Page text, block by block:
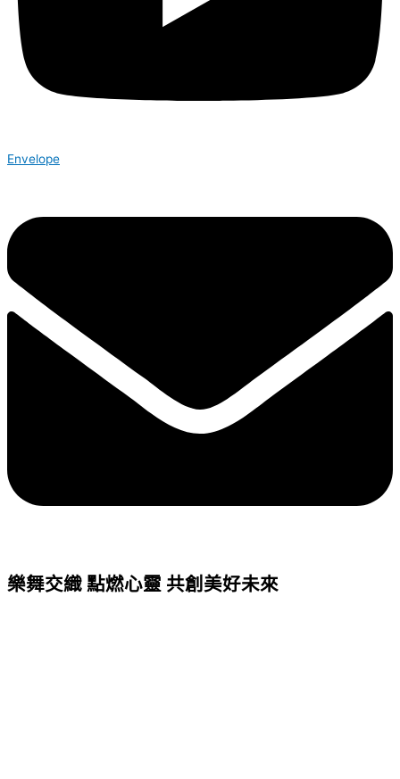
Envelope
樂舞交織 點燃心靈 共創美好未來